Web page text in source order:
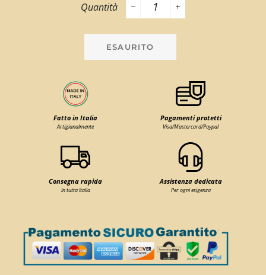
Quantità
−
+
ESAURITO
Fatto in Italia
Artigianalmente
Pagamenti protetti
Visa/Mastercard/Paypal
Consegna rapida
In tutta Italia
Assistenza dedicata
Per ogni esigenza